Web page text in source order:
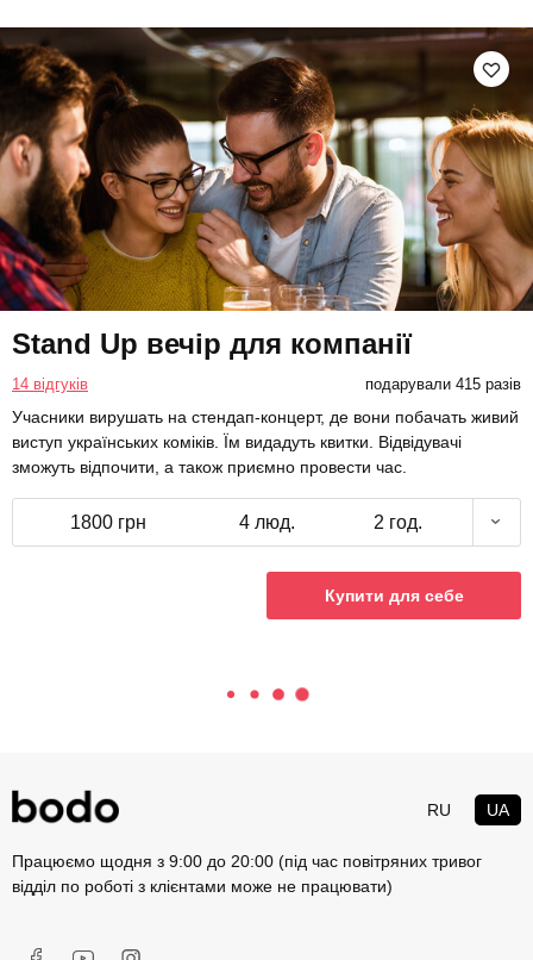
Stand Up вечір для компанії
14 відгуків подарували 415 разів
Учасники вирушать на стендап-концерт, де вони побачать живий
виступ українських коміків. Їм видадуть квитки. Відвідувачі
зможуть відпочити, а також приємно провести час.
1800 грн 4 люд. 2 год.
Купити для себе
RU UA
Працюємо щодня з 9:00 до 20:00 (під час повітряних тривог
відділ по роботі з клієнтами може не працювати)